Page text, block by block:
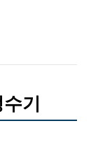
기